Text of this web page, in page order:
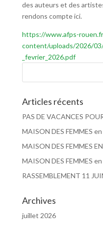
des auteurs et des
rendons compte ici.
https://www.afps-
content/uploads/2026/
_fevrier_2026.pdf
Articles récents
PAS DE VACANCES
MAISON DES FEMMES
MAISON DES FEMMES
MAISON DES FEMMES
RASSEMBLEMENT 11
Archives
juillet 2026